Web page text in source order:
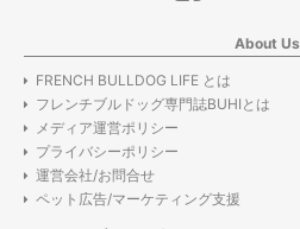
About Us
FRENCH BULLDOG LIFE とは
フレンチブルドッグ専門誌BUHIとは
メディア運営ポリシー
プライバシーポリシー
運営会社/お問合せ
ペット広告/マーケティング支援